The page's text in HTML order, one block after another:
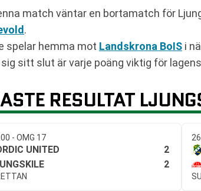
match väntar en bortamatch för
.
spelar hemma mot Landskrona BoIS i
sitt slut är varje poäng viktig för
RESULTAT
- OMG 17
UNITED
2
2